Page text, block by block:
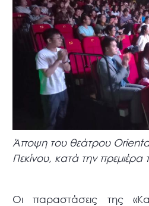
Άποψη του θεάτρου
Πεκίνου, κατά την
Οι παραστάσεις της